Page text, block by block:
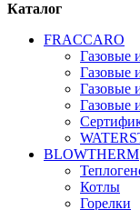
Каталог
FRАCCARO
Газовые
Газовые
Газовые
Газовые
BLOWTHERM
Котлы
Горелки